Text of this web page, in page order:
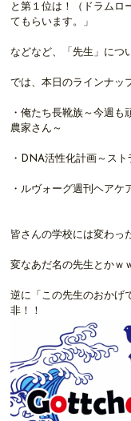
と第１位は！（ドラムロ
てもらいます。」
などなど、「先生」につ
では、本日のラインナッ
・俺たち長靴族～今週
農家さん～
・DNA活性化計画～ス
・ルヴォーグ週刊ヘアケ
皆さんの学校には変わっ
変なあだ名の先生とかｗ
逆に「この先生のおかげ
非！！